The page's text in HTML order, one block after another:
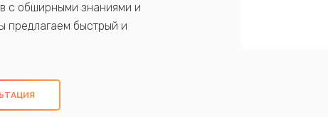
с обширными знаниями и
предлагаем быстрый и
компонентов, а также
удовлетворяя их
записаться на ремонт уже